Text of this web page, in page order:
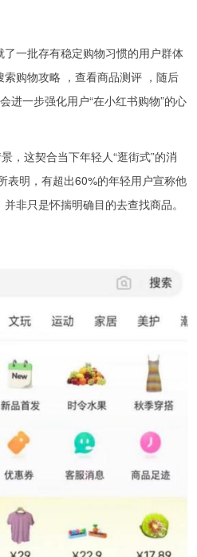
一批存有稳定购物习惯的用户群体
索购物攻略 ，查看商品测评 ，随后
进一步强化用户“在小红书购物”的心
，这契合当下年轻人“逛街式”的消
表明，有超出60%的年轻用户宣称他
非只是怀揣明确目的去查找商品。